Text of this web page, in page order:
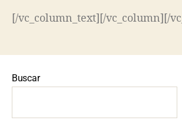
[/vc_column_text][/vc_column][/
Buscar